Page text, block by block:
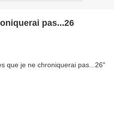
pas...26